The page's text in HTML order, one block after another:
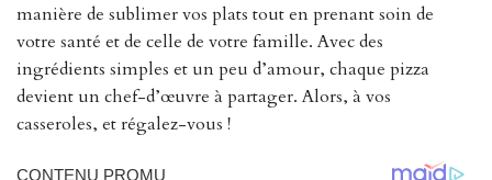
manière de sublimer vos plats tout en prenant soin de
votre santé et de celle de votre famille. Avec des
ingrédients simples et un peu d’amour, chaque pizza
devient un chef-d’œuvre à partager. Alors, à vos
casseroles, et régalez-vous !